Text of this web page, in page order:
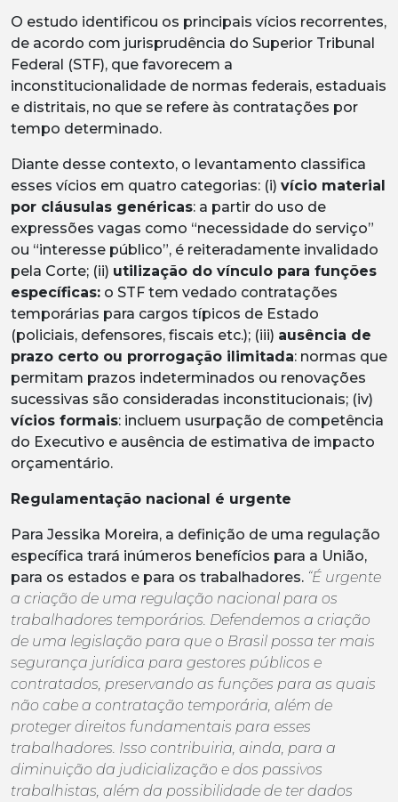
O estudo identificou os principais vícios recorrentes,
de acordo com jurisprudência do Superior Tribunal
Federal (STF), que favorecem a
inconstitucionalidade de normas federais, estaduais
e distritais, no que se refere às contratações por
tempo determinado.
Diante desse contexto, o levantamento classifica
esses vícios em quatro categorias: (i) vício material
por cláusulas genéricas: a partir do uso de
expressões vagas como “necessidade do serviço”
ou “interesse público”, é reiteradamente invalidado
pela Corte; (ii) utilização do vínculo para funções
específicas: o STF tem vedado contratações
temporárias para cargos típicos de Estado
(policiais, defensores, fiscais etc.); (iii) ausência de
prazo certo ou prorrogação ilimitada: normas que
permitam prazos indeterminados ou renovações
sucessivas são consideradas inconstitucionais; (iv)
vícios formais: incluem usurpação de competência
do Executivo e ausência de estimativa de impacto
orçamentário.
Regulamentação nacional é urgente
Para Jessika Moreira, a definição de uma regulação
específica trará inúmeros benefícios para a União,
para os estados e para os trabalhadores. “É urgente
a criação de uma regulação nacional para os
trabalhadores temporários. Defendemos a criação
de uma legislação para que o Brasil possa ter mais
segurança jurídica para gestores públicos e
contratados, preservando as funções para as quais
não cabe a contratação temporária, além de
proteger direitos fundamentais para esses
trabalhadores. Isso contribuiria, ainda, para a
diminuição da judicialização e dos passivos
trabalhistas, além da possibilidade de ter dados